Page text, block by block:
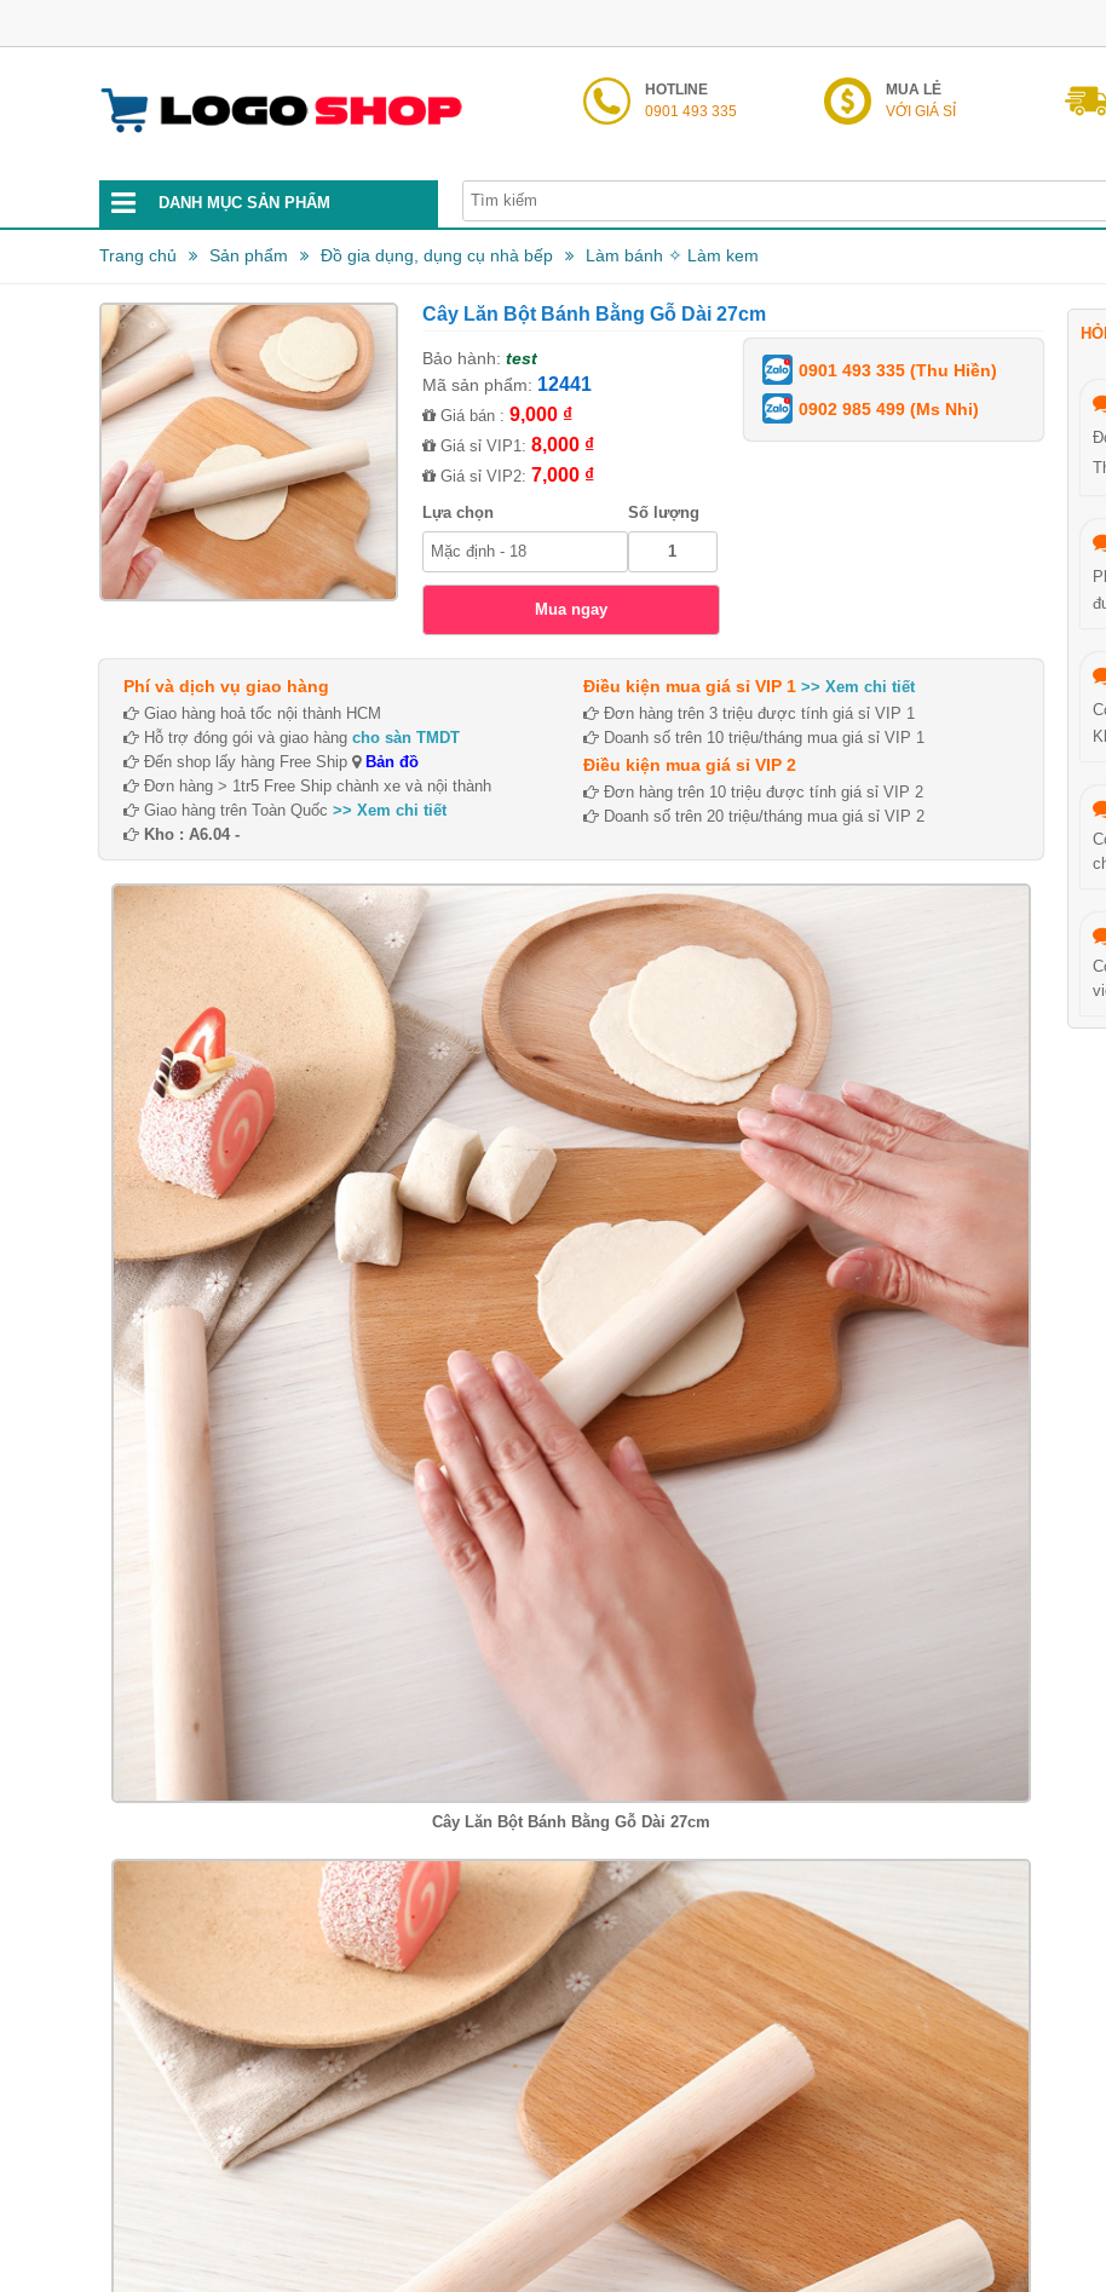
HOTLINE
0901 493 335
MUA LẺ
VỚI GIÁ SỈ
DANH MỤC SẢN PHẨM
Trang chủ Sản phẩm Đồ gia dụng, dụng cụ nhà bếp Làm bánh ✧ Làm kem
Cây Lăn Bột Bánh Bằng Gỗ Dài 27cm
Bảo hành: test
Mã sản phẩm: 12441
Giá bán : 9,000 ₫
Giá sỉ VIP1: 8,000 ₫
Giá sỉ VIP2: 7,000 ₫
Lựa chọn Số lượng
0901 493 335 (Thu Hiền)
0902 985 499 (Ms Nhi)
Phí và dịch vụ giao hàng
Giao hàng hoả tốc nội thành HCM
Hỗ trợ đóng gói và giao hàng cho sàn TMDT
Đến shop lấy hàng Free Ship
Bản đồ
Đơn hàng > 1tr5 Free Ship chành xe và nội thành
Giao hàng trên Toàn Quốc >> Xem chi tiết
Kho : A6.04 -
Điều kiện mua giá sỉ VIP 1 >> Xem chi tiết
Đơn hàng trên 3 triệu được tính giá sỉ VIP 1
Doanh số trên 10 triệu/tháng mua giá sỉ VIP 1
Điều kiện mua giá sỉ VIP 2
Đơn hàng trên 10 triệu được tính giá sỉ VIP 2
Doanh số trên 20 triệu/tháng mua giá sỉ VIP 2
Cây Lăn Bột Bánh Bằng Gỗ Dài 27cm